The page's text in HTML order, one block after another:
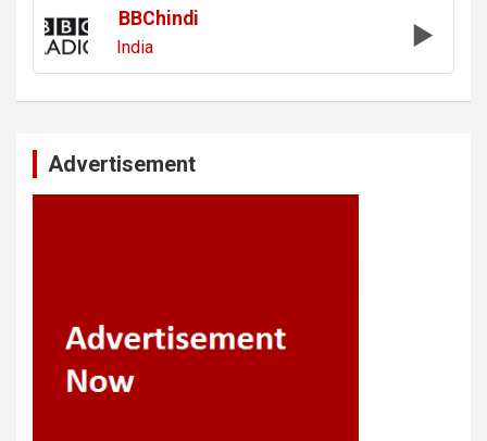
BBChindi
India
Advertisement